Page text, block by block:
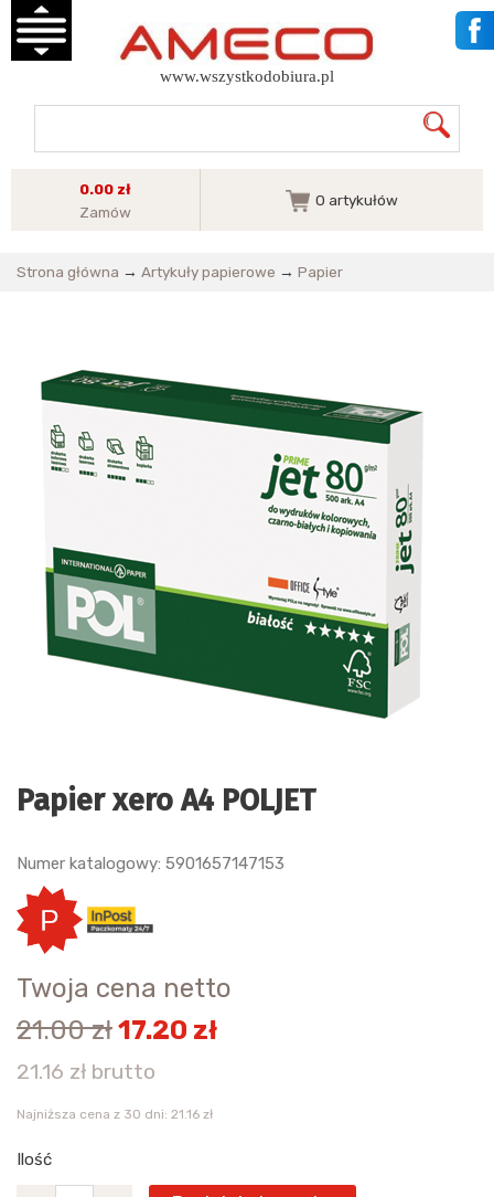
www.wszystkodobiura.pl
0.00 zł
Zamów
0 artykułów
Strona główna → Artykuły papierowe → Papier
Papier xero A4 POLJET
Numer katalogowy: 5901657147153
Twoja cena netto
21.00 zł17.20 zł
21.16 zł brutto
Najniższa cena z 30 dni: 21.16 zł
Ilość